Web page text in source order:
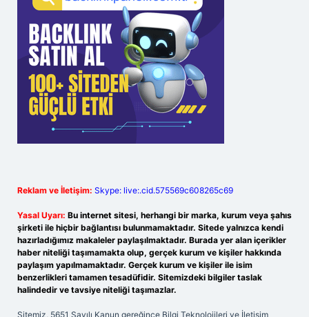
Reklam ve İletişim: Skype: live:.cid.575569c608265c69
Yasal Uyarı: Bu internet sitesi, herhangi bir marka, kurum veya şahıs
şirketi ile hiçbir bağlantısı bulunmamaktadır. Sitede yalnızca kendi
hazırladığımız makaleler paylaşılmaktadır. Burada yer alan içerikler
haber niteliği taşımamakta olup, gerçek kurum ve kişiler hakkında
paylaşım yapılmamaktadır. Gerçek kurum ve kişiler ile isim
benzerlikleri tamamen tesadüfidir. Sitemizdeki bilgiler taslak
halindedir ve tavsiye niteliği taşımazlar.
Sitemiz, 5651 Sayılı Kanun gereğince Bilgi Teknolojileri ve İletişim